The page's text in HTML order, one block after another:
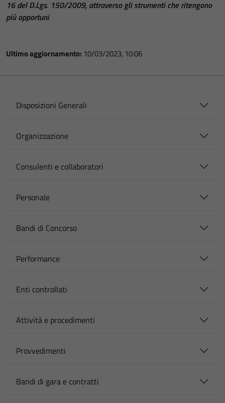
16 del D.Lgs. 150/2009, attraverso gli strumenti che ritengono
più opportuni
Ultimo aggiornamento: 10/03/2023, 10:06
Disposizioni Generali
Organizzazione
Consulenti e collaboratori
Personale
Bandi di Concorso
Performance
Enti controllati
Attività e procedimenti
Provvedimenti
Bandi di gara e contratti